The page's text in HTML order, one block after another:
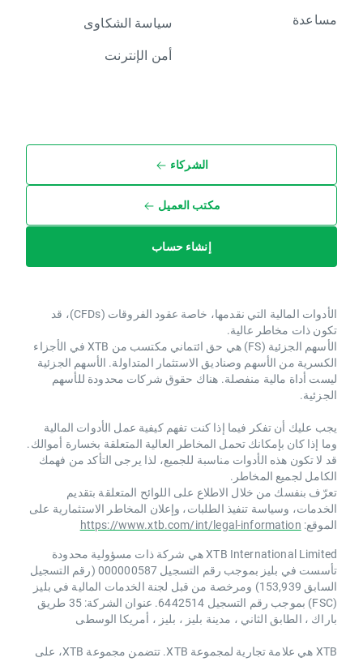
مساعدة
سياسة الشكاوى
أمن الإنترنت
الشركاء
مكتب العميل
إنشاء حساب
الأدوات المالية التي نقدمها، خاصة عقود الفروقات (CFDs)، قد
تكون ذات مخاطر عالية.
الأسهم الجزئية (FS) هي حق ائتماني مكتسب من XTB ​​في الأجزاء
الكسرية من الأسهم وصناديق الاستثمار المتداولة. الأسهم الجزئية
ليست أداة مالية منفصلة. هناك حقوق شركات محدودة للأسهم
الجزئية.
يجب عليك أن تفكر فيما إذا كنت تفهم كيفية عمل الأدوات المالية
وما إذا كان بإمكانك تحمل المخاطر العالية المتعلقة بخسارة أموالك.
قد لا تكون هذه الأدوات مناسبة للجميع، لذا يرجى التأكد من فهمك
الكامل لجميع المخاطر.
تعرّف بنفسك من خلال الاطلاع على اللوائح المتعلقة بتقديم
الخدمات، وسياسة تنفيذ الطلبات، وإعلان المخاطر الاستثمارية على
الموقع: https://www.xtb.com/int/legal-information
XTB International Limited هي شركة ذات مسؤولية محدودة
تأسست في بليز بموجب رقم التسجيل 000000587 (رقم التسجيل
السابق 153,939) ومرخصة من قبل لجنة الخدمات المالية في بليز
(FSC) بموجب رقم التسجيل 6442514. عنوان الشركة: 35 طريق
باراك ، الطابق الثاني ، مدينة بليز ، بليز ، أمريكا الوسطى
XTB هي علامة تجارية لمجموعة XTB. تتضمن مجموعة XTB، على